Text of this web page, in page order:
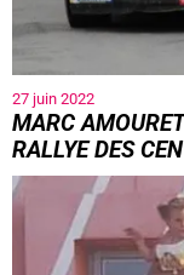
27 juin 2022
MARC
RALLYE DES